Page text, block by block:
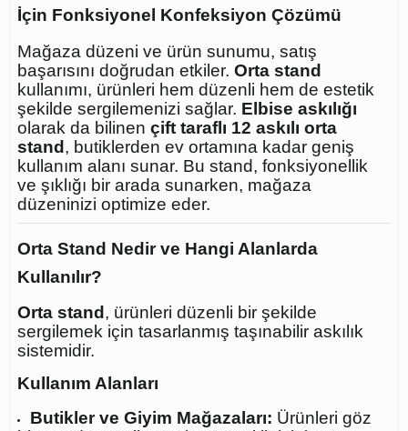
İçin Fonksiyonel Konfeksiyon Çözümü
Mağaza düzeni ve ürün sunumu, satış
başarısını doğrudan etkiler. Orta stand
kullanımı, ürünleri hem düzenli hem de estetik
şekilde sergilemenizi sağlar. Elbise askılığı
olarak da bilinen çift taraflı 12 askılı orta
stand , butiklerden ev ortamına kadar geniş
kullanım alanı sunar. Bu stand, fonksiyonellik
ve şıklığı bir arada sunarken, mağaza
düzeninizi optimize eder.
Orta Stand Nedir ve Hangi Alanlarda
Kullanılır?
Orta stand , ürünleri düzenli bir şekilde
sergilemek için tasarlanmış taşınabilir askılık
sistemidir.
Kullanım Alanları
Butikler ve Giyim Mağazaları: Ürünleri göz